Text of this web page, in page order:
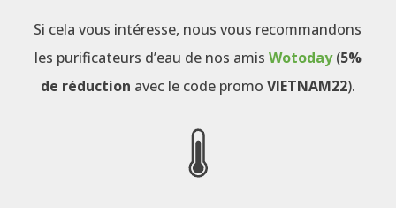
Si cela vous intéresse, nous vous recommandons
les purificateurs d’eau de nos amis Wotoday(5%
de réduction avec le code promo VIETNAM22).